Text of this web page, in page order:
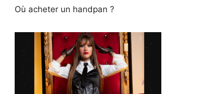
Où acheter un handpan ?